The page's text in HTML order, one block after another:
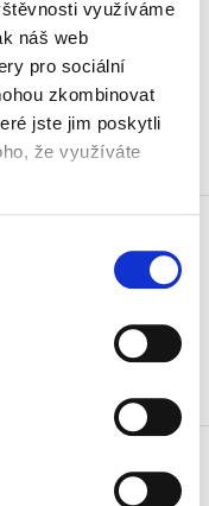
využíváme
náš web
pro sociální
zkombinovat
jste jim poskytli
že využíváte
Leitz Click-N-
Leitz Click-N-